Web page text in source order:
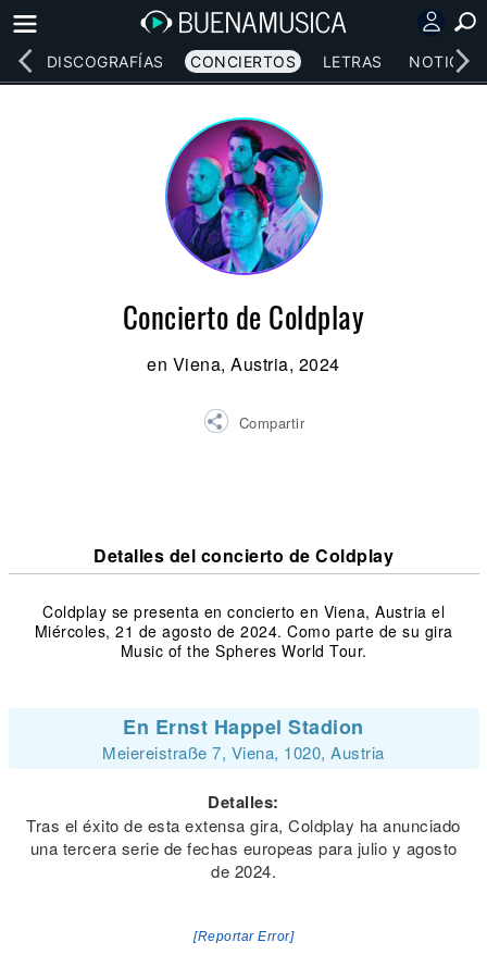
DISCOGRAFÍAS CONCIERTOS LETRAS NOTICIAS
Concierto de Coldplay
en Viena, Austria, 2024
Compartir
Detalles del concierto de Coldplay
Coldplay se presenta en concierto en Viena, Austria el
Miércoles, 21 de agosto de 2024. Como parte de su gira
Music of the Spheres World Tour.
En Ernst Happel Stadion
Meiereistraße 7, Viena, 1020, Austria
Detalles:
Tras el éxito de esta extensa gira, Coldplay ha anunciado
una tercera serie de fechas europeas para julio y agosto
de 2024.
[Reportar Error]